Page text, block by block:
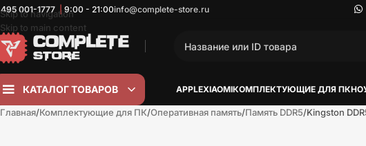
Skip to navigation
Skip to main content
001-1777 | 9:00 - 21:00info@complete-store.ru
КАТАЛОГ ТОВАРОВ APPLEXIAOMIКОМПЛЕКТУЮЩИЕ ДЛЯ ПК
Главная Комплектующие для ПК Оперативная память Память DDR5 Kingston